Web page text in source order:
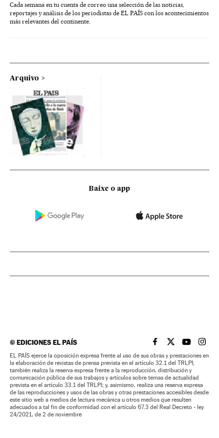
Cada semana en tu cuenta de correo una selección de las noticias,
reportajes y análisis de los periodistas de EL PAÍS con los acontecimientos
más relevantes del continente.
Arquivo
Baixe o app
©EDICIONES EL PAÍS EL PAÍS BRASIL EN
EL PAÍSEL PAÍS
EL
EL PAÍS ejerce la oposición expresa frente al uso de sus obras y prestaciones en
la elaboración de revistas de prensa prevista en el artículo 32.1 del TRLPI;
también realiza la reserva expresa frente a la reproducción, distribución y
comunicación pública de sus trabajos y artículos sobre temas de actualidad
prevista en el artículo 33.1 del TRLPI; y, asimismo, realiza una reserva expresa
de las reproducciones y usos de las obras y otras prestaciones accesibles desde
este sitio web a medios de lectura mecánica u otros medios que resulten
adecuados a tal fin de conformidad con el artículo 67.3 del Real Decreto - ley
24/2021, de 2 de noviembre